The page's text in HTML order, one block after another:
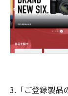
3.「ご登録製品